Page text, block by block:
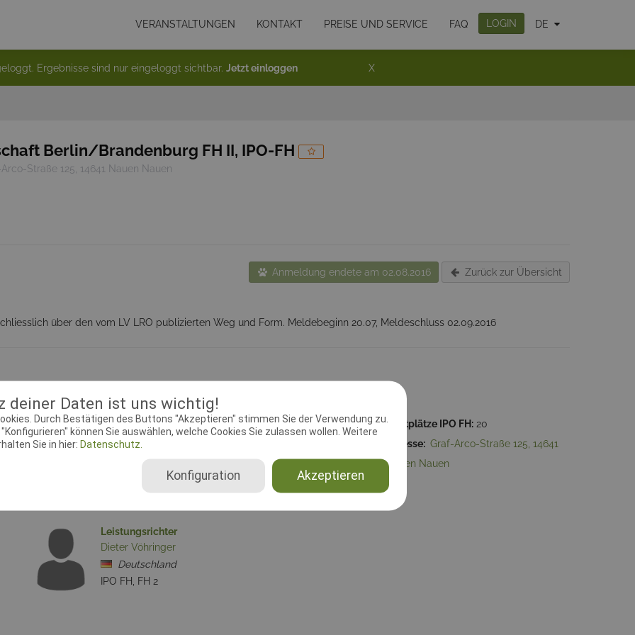
deiner Daten ist uns wichtig!
Durch Bestätigen des Buttons "Akzeptieren" stimmen Sie der Verwendung zu.
können Sie auswählen, welche Cookies Sie zulassen wollen. Weitere
Sie in hier: Datenschutz.
Akzeptieren
Konfiguration
VERANSTALTUNGEN KONTAKT PREISE UND SERVICE FAQ LOGIN DE
Ergebnisse sind nur eingeloggt sichtbar. Jetzt einloggen X
Berlin/Brandenburg FH II, IPO-FH
Straße 125, 14641 Nauen Nauen
Anmeldung endete am 02.08.2016 Zurück zur Übersicht
über den vom LV LRO publizierten Weg und Form. Meldebeginn 20.07, Meldeschluss 02.09.2016
29.07.2016 00:00:00 Meldeschluss:02.08.2016 23:04:40 Startplätze IPO FH: 20
IPO FH, Fährtenhundprüfung Adresse: Graf-Arco-Straße 125, 14641
Nauen Nauen
Leistungsrichter
Dieter Vöhringer
Deutschland
IPO FH, FH 2